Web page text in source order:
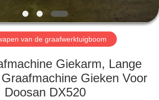
van de graafwerktuigboom
Giekarm, Lange
Gieken Voor
Doosan DX520